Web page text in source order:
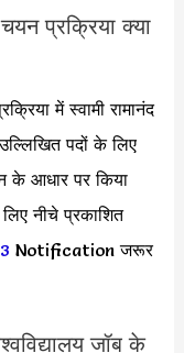
प्रक्रिया क्या
में स्वामी रामानंद
उल्लिखित पदों के लिए
के आधार पर किया
नीचे प्रकाशित
Notification जरूर
जॉब के